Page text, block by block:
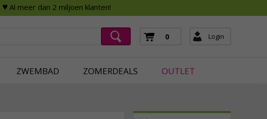
♥ Al meer dan 2 miljoen klanten!
0 Login
ZWEMBAD ZOMERDEALS OUTLET
beveiliging